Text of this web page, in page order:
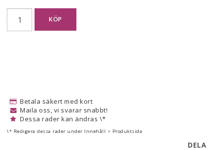
KÖP
Betala säkert med kort
Maila oss, vi svarar snabbt!
Dessa rader kan ändras \*
\* Redigera dessa rader under Innehåll > Produktsida
DELA